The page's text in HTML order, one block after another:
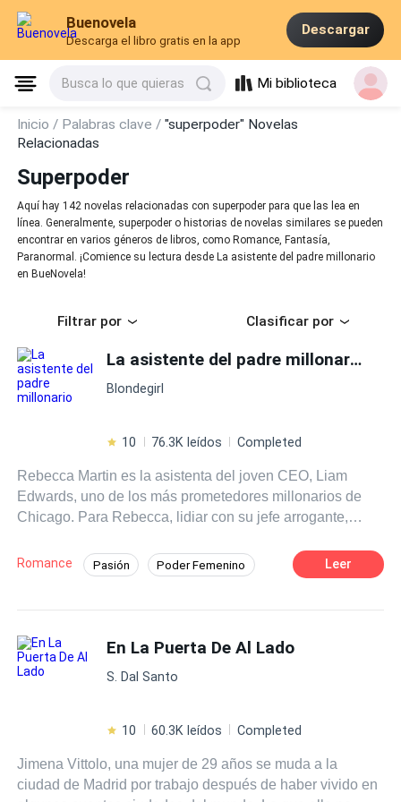
Buenovela
Descarga el libro gratis en la app
Descargar
Busca lo que quieras Mi biblioteca
Inicio / Palabras clave /"superpoder" Novelas
Relacionadas
Superpoder
Aquí hay 142 novelas relacionadas con superpoder para que las lea en
línea. Generalmente, superpoder o historias de novelas similares se pueden
encontrar en varios géneros de libros, como Romance, Fantasía,
Paranormal. ¡Comience su lectura desde La asistente del padre millonario
en BueNovela!
Filtrar por Clasificar por
La asistente del padre millonario
Blondegirl
10 76.3K leídos Completed
Rebecca Martin es la asistenta del joven CEO, Liam
Edwards, uno de los más prometedores millonarios de
Chicago. Para Rebecca, lidiar con su jefe arrogante,
fácil. Harta de todo, decide renunciar a su trabajo justo el
día en el que una de las ex de su jefe, Margot, se aparece
pequeña impedirá que la asistente renuncie logrando que
su padre y ella comiencen a acercarse cada vez más,
pero las cosas no serán nada fáciles, Margot hará todo lo
descubrir el amor verdadero? ¿Podrá Maya afianzar su
hacer para acabar con su ex? ¿Podrá el magnate más
arrogante de Chicago dejar su pasado atrás?
Romance Pasión Poder Femenino
Independiente Embarazo
Leer
En La Puerta De Al Lado
S. Dal Santo
10 60.3K leídos Completed
Jimena Vittolo, una mujer de 29 años se muda a la
ciudad de Madrid por trabajo después de haber vivido en